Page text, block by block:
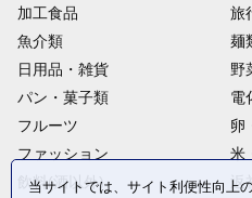
加工食品
旅
魚介類
麺
日用品・雑貨
野
パン・菓子類
電
フルーツ
卵
ファッション
米
飲料(酒以外)
返
当サイトでは、サイト利便性向上